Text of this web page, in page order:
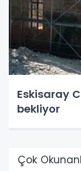
Eskisaray
bekliyor
Çok